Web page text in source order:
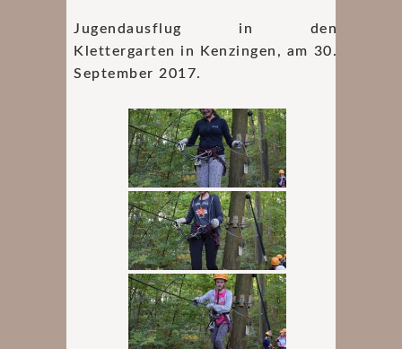
Jugendausflug in den
Klettergarten in Kenzingen, am 30.
September 2017.